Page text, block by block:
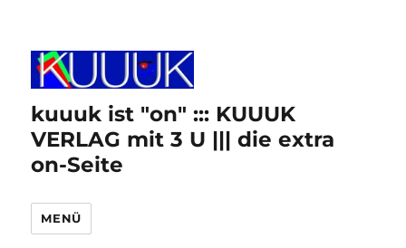
kuuuk ist "on" ::: KUUUK
VERLAG mit 3 U ||| die extra
on-Seite
MENÜ